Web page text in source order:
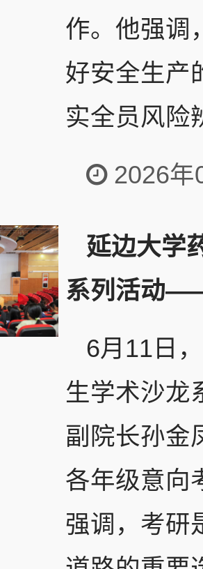
作。他强调
好安全生产
实全员风险
2026年
延边大学
系列活动
6月11日
生学术沙
副院长孙金
各年级意向
强调，考研